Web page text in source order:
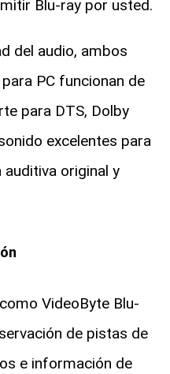
Blu-ray por usted.
del audio, ambos
PC funcionan de
para DTS, Dolby
excelentes para
auditiva original y
VideoByte Blu-
de pistas de
e información de